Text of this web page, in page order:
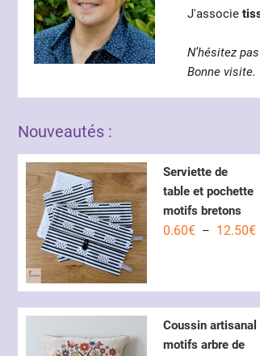
J'associe
N’hésitez
Bonne visite.
Nouveautés :
Serviette de
table et pochette
motifs bretons
0.60€ – 12.50€
Coussin artisanal
motifs arbre de